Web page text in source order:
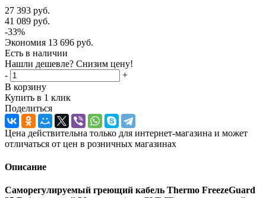
27 393 руб.
41 089 руб.
-33%
Экономия 13 696 руб.
Есть в наличии
Нашли дешевле? Снизим цену!
-
+
В корзину
Купить в 1 клик
Поделиться
Цена действительна только для интернет-магазина и может
отличаться от цен в розничных магазинах
Описание
Саморегулируемый греющий кабель Thermo FreezeGuard